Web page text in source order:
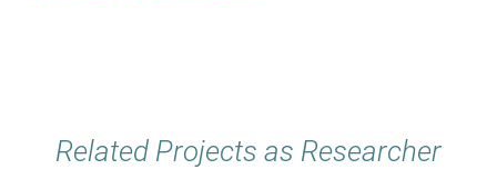
Related Projects as Researcher